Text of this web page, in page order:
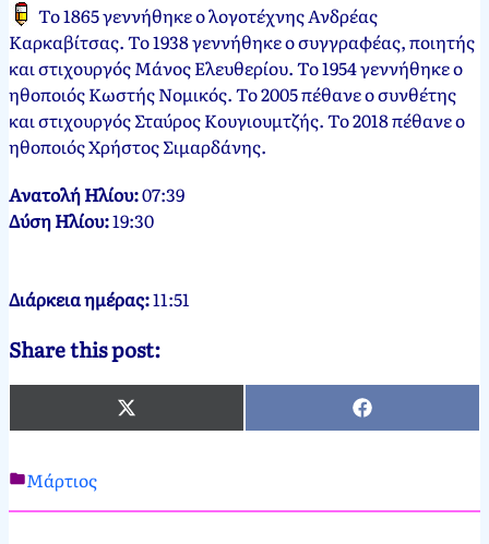
Το 1865 γεννήθηκε ο λογοτέχνης Ανδρέας
Καρκαβίτσας. Το 1938 γεννήθηκε ο συγγραφέας, ποιητής
και στιχουργός Μάνος Ελευθερίου. Το 1954 γεννήθηκε ο
ηθοποιός Κωστής Νομικός. Το 2005 πέθανε ο συνθέτης
και στιχουργός Σταύρος Κουγιουμτζής. Το 2018 πέθανε ο
ηθοποιός Χρήστος Σιμαρδάνης.
Ανατολή Ηλίου:07:39
Δύση Ηλίου:19:30
Διάρκεια ημέρας:11:51
Share this post:
X
(Twitter)
Facebook
Νεκτάριος
12
Μάρτιος